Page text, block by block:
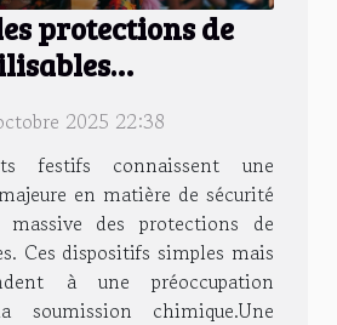
protections de
?
2025 22:38
festifs connaissent une
en matière de sécurité
massive des protections de
Ces dispositifs simples mais
à une préoccupation
chimique.​Une